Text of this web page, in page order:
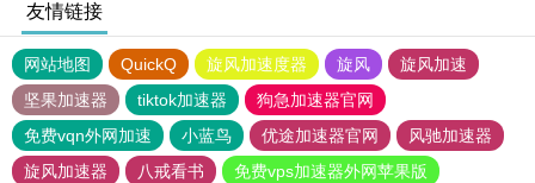
友情链接
网站地图 QuickQ 旋风加速度器 旋风
旋风加速
坚果加速器
tiktok加速器
狗急加速器官网
免费vqn外网加速
小蓝鸟 优途加速器官网
风驰加速器
旋风加速器
八戒看书
免费vps加速器外网苹果版